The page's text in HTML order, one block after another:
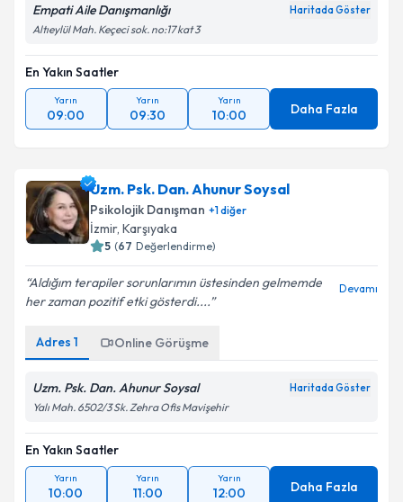
Empati Aile Danışmanlığı Haritada Göster
Altıeylül Mah. Keçeci sok. no:17 kat 3
En Yakın Saatler
Yarın
09:00
Yarın
09:30
Yarın
10:00 Daha Fazla
Uzm. Psk. Dan. Ahunur Soysal
Psikolojik Danışman +1diğer
İzmir, Karşıyaka
5 (67 Değerlendirme)
Aldığım terapiler sorunlarımın üstesinden gelmemde
her zaman pozitif etki gösterdi....
Devamı
Adres 1 Online Görüşme
Uzm. Psk. Dan. Ahunur Soysal Haritada Göster
Yalı Mah. 6502/3 Sk. Zehra Ofis Mavişehir
En Yakın Saatler
Yarın
10:00
Yarın
11:00
Yarın
12:00 Daha Fazla